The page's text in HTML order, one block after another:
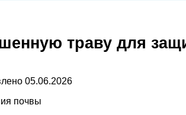
траву для
05.06.2026